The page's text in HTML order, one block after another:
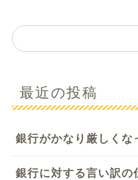
最近の投稿
銀行がかなり厳しくな
銀行に対する言い訳の